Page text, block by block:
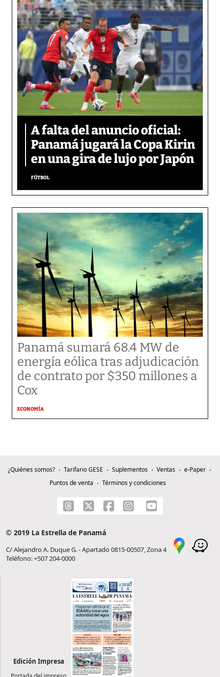
A falta del anuncio oficial:
Panamá jugará la Copa Kirin
en una gira de lujo por Japón
FÚTBOL
Panamá sumará 68.4 MW de
energía eólica tras adjudicación
de contrato por $350 millones a
Cox
ECONOMÍA
¿Quiénes somos? Tarifario GESE Suplementos Ventas
e-Paper
Puntos de venta
Términos y condiciones
© 2019 La Estrella de Panamá
C/ Alejandro A. Duque G. - Apartado 0815-00507, Zona 4
Teléfono: +507 204-0000
Edición Impresa